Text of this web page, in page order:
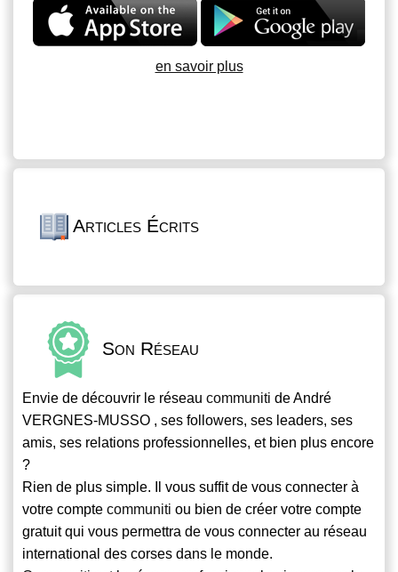
en savoir plus
Articles Écrits
Son Réseau
Envie de découvrir le réseau communiti de André
VERGNES-MUSSO , ses followers, ses leaders, ses
amis, ses relations professionnelles, et bien plus encore
?
Rien de plus simple. Il vous suffit de vous connecter à
votre compte communiti ou bien de créer votre compte
gratuit qui vous permettra de vous connecter au réseau
international des corses dans le monde.